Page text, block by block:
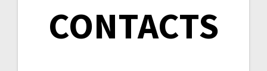
CONTACTS